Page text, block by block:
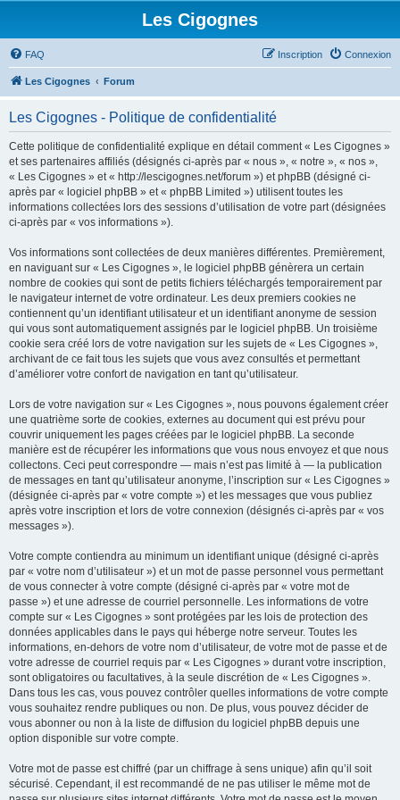
Les Cigognes
FAQ Connexion
Inscription
Les Cigognes Forum
Les Cigognes - Politique de confidentialité
Cette politique de confidentialité explique en détail comment « Les Cigognes »
et ses partenaires affiliés (désignés ci-après par « nous », « notre », « nos »,
« Les Cigognes » et « http://lescigognes.net/forum ») et phpBB (désigné ci-
après par « logiciel phpBB » et « phpBB Limited ») utilisent toutes les
informations collectées lors des sessions d’utilisation de votre part (désignées
ci-après par « vos informations »).
Vos informations sont collectées de deux manières différentes. Premièrement,
en naviguant sur « Les Cigognes », le logiciel phpBB génèrera un certain
nombre de cookies qui sont de petits fichiers téléchargés temporairement par
le navigateur internet de votre ordinateur. Les deux premiers cookies ne
contiennent qu’un identifiant utilisateur et un identifiant anonyme de session
qui vous sont automatiquement assignés par le logiciel phpBB. Un troisième
cookie sera créé lors de votre navigation sur les sujets de « Les Cigognes »,
archivant de ce fait tous les sujets que vous avez consultés et permettant
d’améliorer votre confort de navigation en tant qu’utilisateur.
Lors de votre navigation sur « Les Cigognes », nous pouvons également créer
une quatrième sorte de cookies, externes au document qui est prévu pour
couvrir uniquement les pages créées par le logiciel phpBB. La seconde
manière est de récupérer les informations que vous nous envoyez et que nous
collectons. Ceci peut correspondre — mais n’est pas limité à — la publication
de messages en tant qu’utilisateur anonyme, l’inscription sur « Les Cigognes »
(désignée ci-après par « votre compte ») et les messages que vous publiez
après votre inscription et lors de votre connexion (désignés ci-après par « vos
messages »).
Votre compte contiendra au minimum un identifiant unique (désigné ci-après
par « votre nom d’utilisateur ») et un mot de passe personnel vous permettant
de vous connecter à votre compte (désigné ci-après par « votre mot de
passe ») et une adresse de courriel personnelle. Les informations de votre
compte sur « Les Cigognes » sont protégées par les lois de protection des
données applicables dans le pays qui héberge notre serveur. Toutes les
informations, en-dehors de votre nom d’utilisateur, de votre mot de passe et de
votre adresse de courriel requis par « Les Cigognes » durant votre inscription,
sont obligatoires ou facultatives, à la seule discrétion de « Les Cigognes ».
Dans tous les cas, vous pouvez contrôler quelles informations de votre compte
vous souhaitez rendre publiques ou non. De plus, vous pouvez décider de
vous abonner ou non à la liste de diffusion du logiciel phpBB depuis une
option disponible sur votre compte.
Votre mot de passe est chiffré (par un chiffrage à sens unique) afin qu’il soit
sécurisé. Cependant, il est recommandé de ne pas utiliser le même mot de